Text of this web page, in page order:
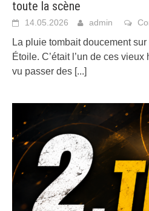
toute la scène
14.05.2026 admin
La pluie tombait doucement
Étoile. C’était l’un de ces
vu passer des [...]